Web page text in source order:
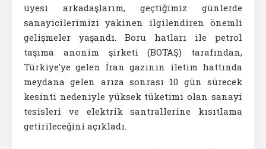
üyesi arkadaşlarım, geçtiğimiz günlerde
sanayicilerimizi yakinen ilgilendiren önemli
gelişmeler yaşandı. Boru hatları ile petrol
taşıma anonim şirketi (BOTAŞ) tarafından,
Türkiye’ye gelen İran gazının iletim hattında
meydana gelen arıza sonrası 10 gün sürecek
kesinti nedeniyle yüksek tüketimi olan sanayi
tesisleri ve elektrik santrallerine kısıtlama
getirileceğini açıkladı.